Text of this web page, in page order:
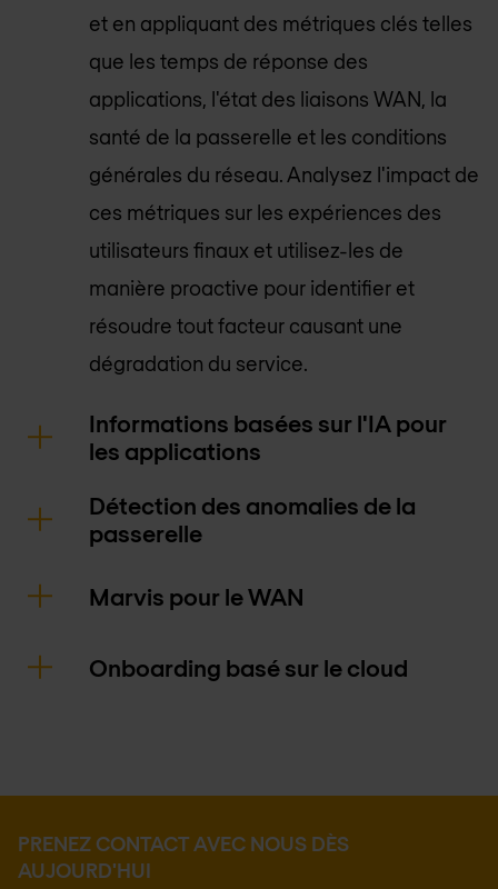
et en appliquant des métriques clés telles
que les temps de réponse des
applications, l'état des liaisons WAN, la
santé de la passerelle et les conditions
générales du réseau. Analysez l'impact de
ces métriques sur les expériences des
utilisateurs finaux et utilisez-les de
manière proactive pour identifier et
résoudre tout facteur causant une
dégradation du service.
Informations basées sur l'IA pour
les applications
Détection des anomalies de la
passerelle
Marvis pour le WAN
Onboarding basé sur le cloud
PRENEZ CONTACT AVEC NOUS DÈS
AUJOURD'HUI